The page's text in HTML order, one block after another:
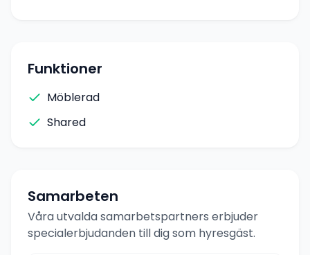
Funktioner
Möblerad
Shared
Samarbeten
Våra utvalda samarbetspartners erbjuder
specialerbjudanden till dig som hyresgäst.